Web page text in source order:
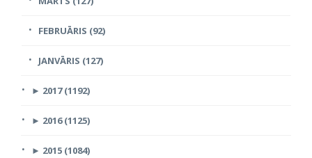
FEBRUĀRIS (92)
JANVĀRIS (127)
► 2017 (1192)
► 2016 (1125)
► 2015 (1084)